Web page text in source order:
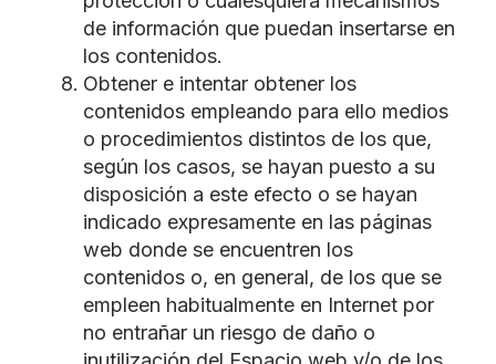
de información que puedan insertarse en
los contenidos.
Obtener e intentar obtener los
contenidos empleando para ello medios
o procedimientos distintos de los que,
según los casos, se hayan puesto a su
disposición a este efecto o se hayan
indicado expresamente en las páginas
web donde se encuentren los
contenidos o, en general, de los que se
empleen habitualmente en Internet por
no entrañar un riesgo de daño o